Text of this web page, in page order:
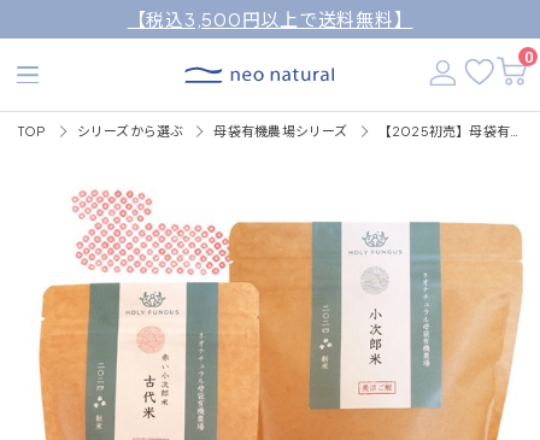
【税込3,500円以上で送料無料】
0
TOP シリーズから選ぶ 母袋有機農場シリーズ